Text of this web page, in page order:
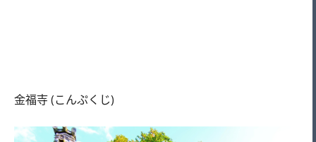
金福寺 (こんぷくじ)